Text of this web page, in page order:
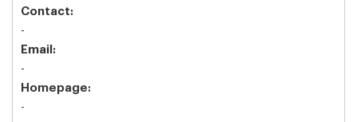
Contact:
-
Email:
-
Homepage:
-